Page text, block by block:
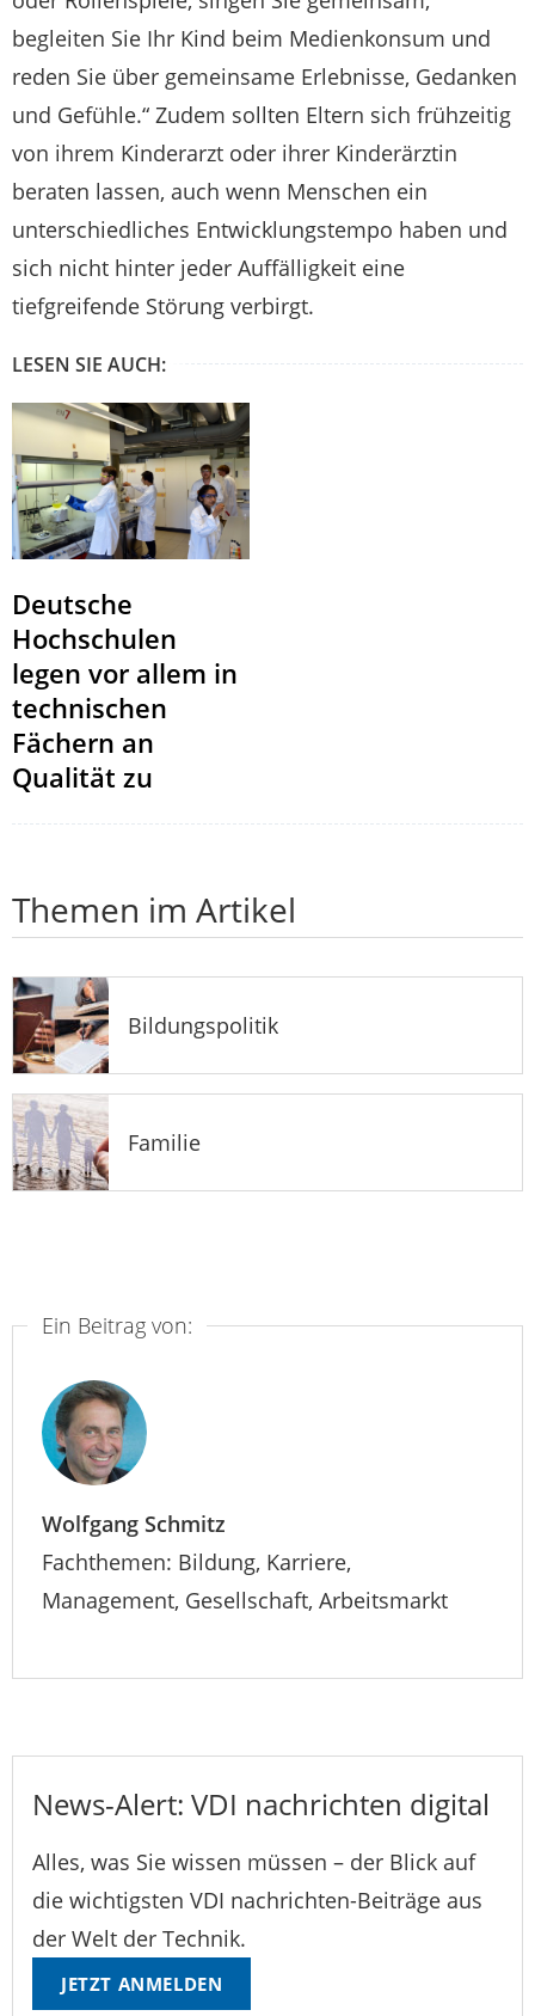
begleiten Sie Ihr Kind beim Medienkonsum und
reden Sie über gemeinsame Erlebnisse, Gedanken
und Gefühle.“ Zudem sollten Eltern sich frühzeitig
von ihrem Kinderarzt oder ihrer Kinderärztin
beraten lassen, auch wenn Menschen ein
unterschiedliches Entwicklungstempo haben und
sich nicht hinter jeder Auffälligkeit eine
tiefgreifende Störung verbirgt.
LESEN SIE AUCH:
Deutsche
Hochschulen
legen vor allem in
technischen
Fächern an
Qualität zu
Themen im Artikel
Bildungspolitik
Familie
Ein Beitrag von:
Wolfgang Schmitz
Fachthemen: Bildung, Karriere,
Management, Gesellschaft, Arbeitsmarkt
News-Alert: VDI nachrichten digital
Alles, was Sie wissen müssen – der Blick auf
die wichtigsten VDI nachrichten-Beiträge aus
der Welt der Technik.
JETZT ANMELDEN